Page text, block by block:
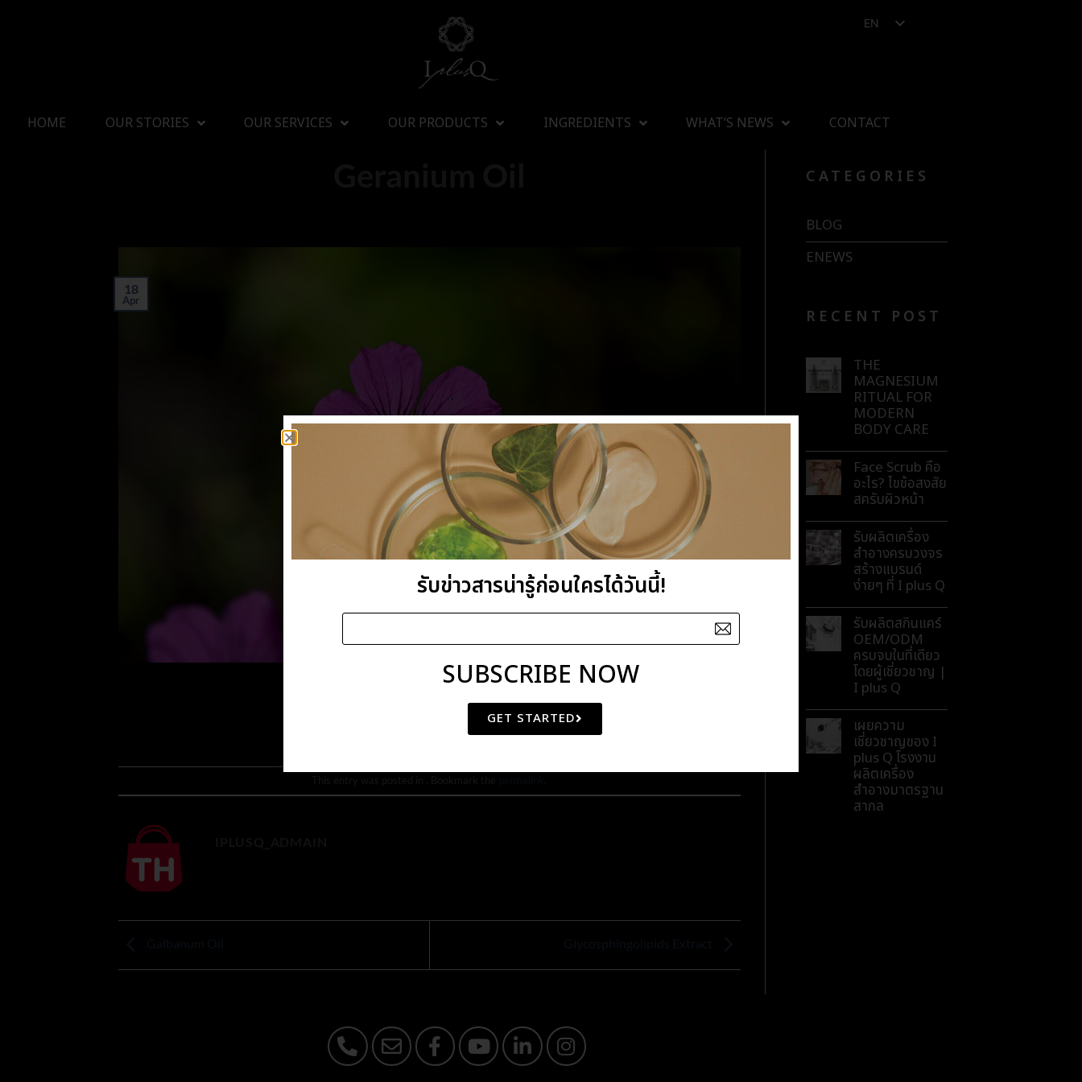
EN
HOME OUR STORIES OUR SERVICES OUR PRODUCTS INGREDIENTS WHAT’S NEWS CONTACT
18
Apr
CATEGORIES
BLOG
ENEWS
RECENT POST
THE
MAGNESIUM
RITUAL FOR
MODERN
BODY CARE
Face Scrub คือ
อะไร? ไขข้อสงสัย
สครับผิวหน้า
รับผลิตเครื่อง
สำอางครบวงจร
สร้างแบรนด์
ง่ายๆ ที่ I plus Q
รับผลิตสกินแคร์
OEM/ODM
ครบจบในที่เดียว
โดยผู้เชี่ยวชาญ |
I plus Q
เผยความ
เชี่ยวชาญของ I
plus Q โรงงาน
ผลิตเครื่อง
สำอางมาตรฐาน
สากล
รับข่าวสารน่ารู้ก่อนใครได้วันนี้!
SUBSCRIBE NOW
GET STARTED